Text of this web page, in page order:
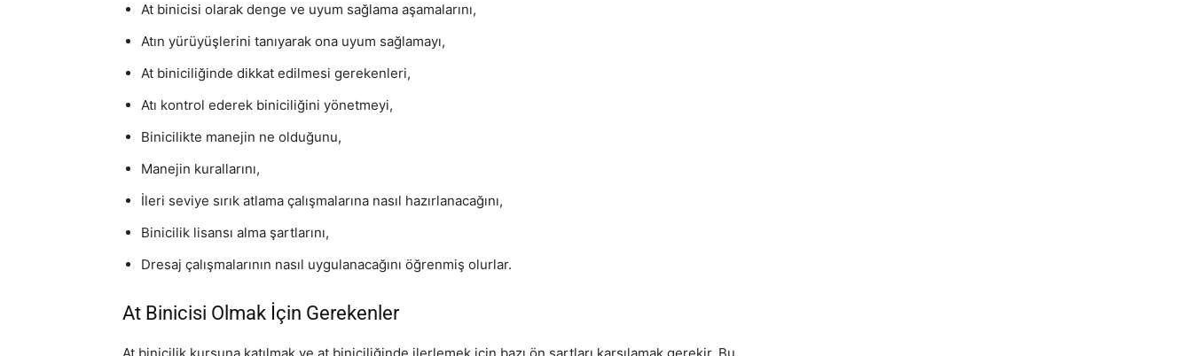
At binicisi olarak denge ve uyum sağlama aşamalarını,
Atın yürüyüşlerini tanıyarak ona uyum sağlamayı,
At biniciliğinde dikkat edilmesi gerekenleri,
Atı kontrol ederek biniciliğini yönetmeyi,
Binicilikte manejin ne olduğunu,
Manejin kurallarını,
İleri seviye sırık atlama çalışmalarına nasıl hazırlanacağını,
Binicilik lisansı alma şartlarını,
Dresaj çalışmalarının nasıl uygulanacağını öğrenmiş olurlar.
At Binicisi Olmak İçin Gerekenler